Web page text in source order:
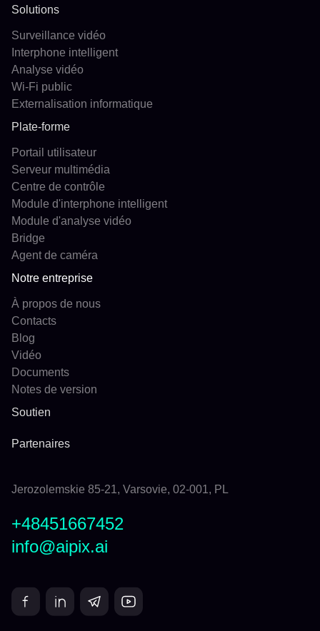
Solutions
Surveillance vidéo
Interphone intelligent
Analyse vidéo
Wi-Fi public
Externalisation informatique
Plate-forme
Portail utilisateur
Serveur multimédia
Centre de contrôle
Module d'interphone intelligent
Module d'analyse vidéo
Bridge
Agent de caméra
Notre entreprise
À propos de nous
Contacts
Blog
Vidéo
Documents
Notes de version
Soutien
Partenaires
Jerozolemskie 85-21, Varsovie, 02-001, PL
+48451667452
info@aipix.ai